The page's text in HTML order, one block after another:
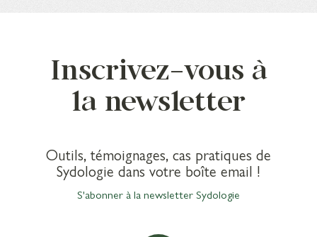
Inscrivez-vous à
la newsletter
Outils, témoignages, cas pratiques de
Sydologie dans votre boîte email !
S'abonner à la newsletter Sydologie